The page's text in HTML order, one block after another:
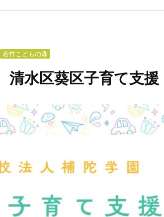
若竹こどもの森
水区葵区子育て支援